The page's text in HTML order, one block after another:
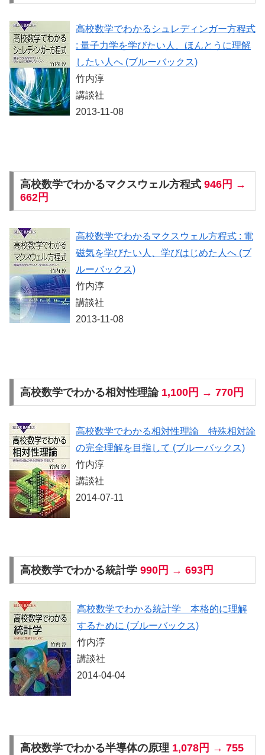
高校数学でわかるシュレディンガー方程式
: 量子力学を学びたい人、ほんとうに理解
したい人へ (ブルーバックス)
竹内淳
講談社
2013-11-08
高校数学でわかるマクスウェル方程式 946円 →
662円
高校数学でわかるマクスウェル方程式 : 電
磁気を学びたい人、学びはじめた人へ (ブ
ルーバックス)
竹内淳
講談社
2013-11-08
高校数学でわかる相対性理論 1,100円 → 770円
高校数学でわかる相対性理論 特殊相対論
の完全理解を目指して (ブルーバックス)
竹内淳
講談社
2014-07-11
高校数学でわかる統計学 990円 → 693円
高校数学でわかる統計学 本格的に理解
するために (ブルーバックス)
竹内淳
講談社
2014-04-04
高校数学でわかる半導体の原理 1,078円 → 755